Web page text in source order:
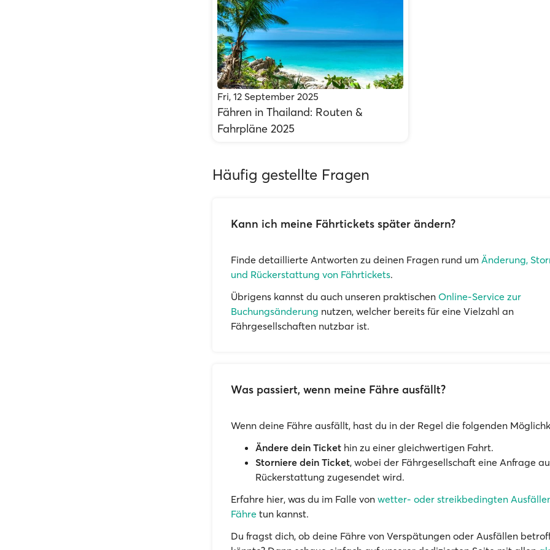
Fri, 12 September 2025
Fähren in Thailand: Routen &
Fahrpläne 2025
Häufig gestellte Fragen
Kann ich meine Fährtickets später ändern?
Finde detaillierte Antworten zu deinen Fragen rund um Änderung,
und Rückerstattung von Fährtickets.
Übrigens kannst du auch unseren praktischen Online-Service zur
Buchungsänderung nutzen, welcher bereits für eine Vielzahl an
Fährgesellschaften nutzbar ist.
Was passiert, wenn meine Fähre ausfällt?
Wenn deine Fähre ausfällt, hast du in der Regel die folgenden
Ändere dein Ticket hin zu einer gleichwertigen Fahrt.
Storniere dein Ticket, wobei der Fährgesellschaft eine Anfrage
Rückerstattung zugesendet wird.
Erfahre hier, was du im Falle von wetter- oder streikbedingten
Fähre tun kannst.
Du fragst dich, ob deine Fähre von Verspätungen oder Ausfällen